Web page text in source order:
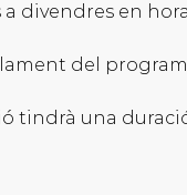
divendres en
del
tindrà una